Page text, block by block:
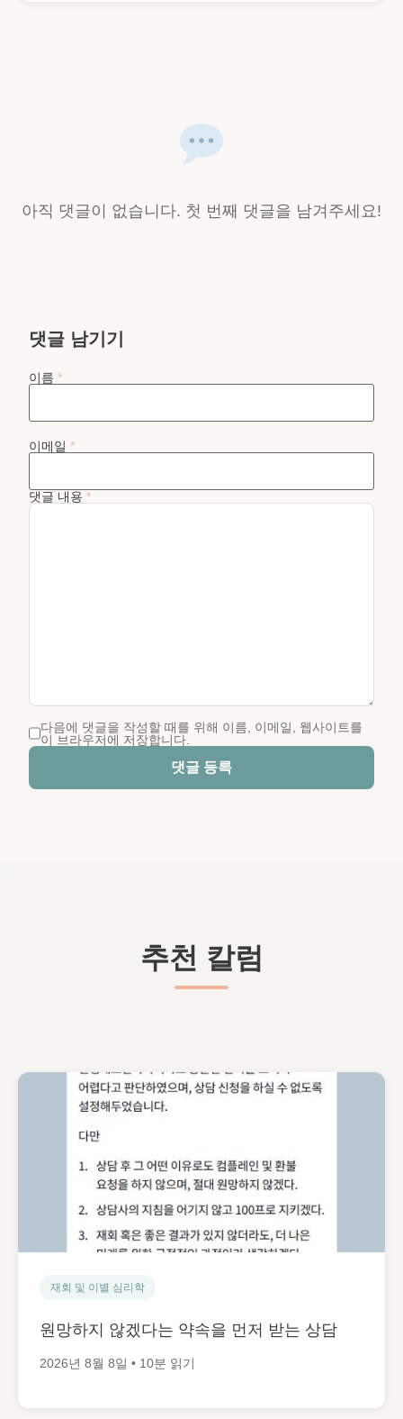
아직 댓글이 없습니다. 첫 번째 댓글을 남겨주세요!
댓글 남기기
이름 *
이메일 *
댓글 내용 *
다음에 댓글을 작성할 때를 위해 이름, 이메일, 웹사이트를
이 브라우저에 저장합니다.
댓글 등록
추천 칼럼
재회 및 이별 심리학
원망하지 않겠다는 약속을 먼저 받는 상담
2026년 8월 8일 • 10분 읽기